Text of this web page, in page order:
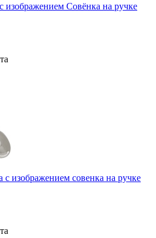
изображением Совёнка на ручке
с изображением совенка на ручке